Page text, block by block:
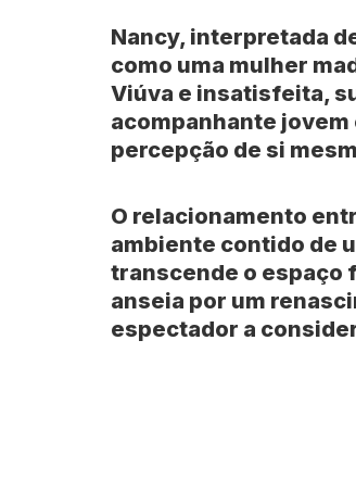
Nancy, interpretada
como uma mulher
Viúva e insatisfeita,
acompanhante
percepção de si
O relacionamento
ambiente contido de
transcende o espaço
anseia por um
espectador a